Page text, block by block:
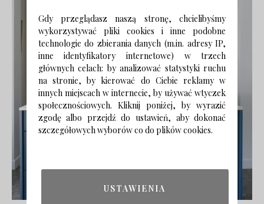
Gdy przeglądasz naszą stronę, chcielibyśmy
wykorzystywać pliki cookies i inne podobne
technologie do zbierania danych (m.in. adresy IP,
inne identyfikatory internetowe) w trzech
głównych celach: by analizować statystyki ruchu
na stronie, by kierować do Ciebie reklamy w
innych miejscach w internecie, by używać wtyczek
społecznościowych. Kliknij poniżej, by wyrazić
zgodę albo przejdź do ustawień, aby dokonać
szczegółowych wyborów co do plików cookies.
USTAWIENIA